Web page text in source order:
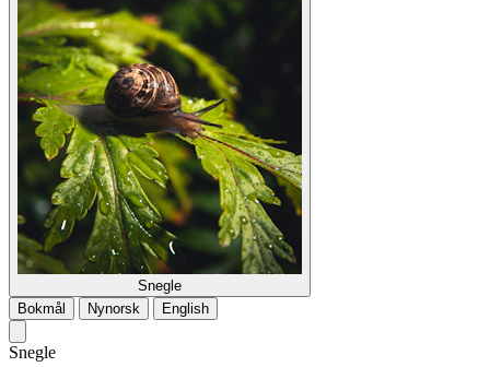
Snegle
Bokmål
Nynorsk English
Snegle